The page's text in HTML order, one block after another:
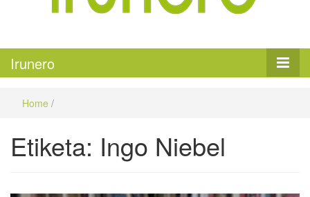
Irunero
Home /
Etiketa: Ingo Niebel